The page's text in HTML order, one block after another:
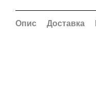
Опис Доставка